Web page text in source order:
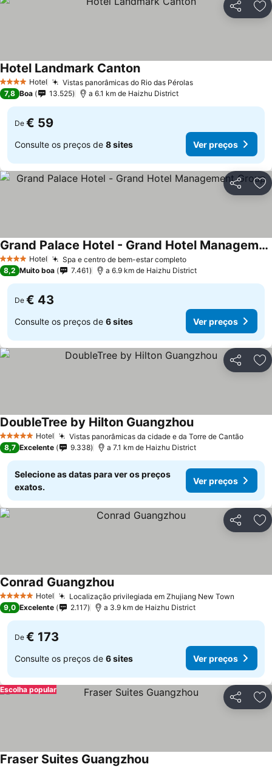
Partilhar
4 EstrelasHotel Vistas panorâmicas do Rio das Pérolas
Hotel Landmark Canton
7,8 Boa 13.525 a 6.1 km de Haizhu District
De € 59
Consulte os preços de 8 sites Ver preços
Partilhar
4 EstrelasHotel Spa e centro de bem-estar completo
Grand Palace Hotel - Grand Hotel Management Group
8,2 Muito boa 7.461 a 6.9 km de Haizhu District
De € 43
Consulte os preços de 6 sites Ver preços
Partilhar
5 Estrelas Hotel Vistas panorâmicas da cidade e da Torre de Cantão
DoubleTree by Hilton Guangzhou
8,7 Excelente 9.338 a 7.1 km de Haizhu District
Selecione as datas para ver os preços
exatos.
Ver preços
Partilhar
5 Estrelas Hotel Localização privilegiada em Zhujiang New Town
Conrad Guangzhou
9,0 Excelente 2.117 a 3.9 km de Haizhu District
De € 173
Consulte os preços de 6 sites Ver preços
Partilhar
Escolha popular
Fraser Suites Guangzhou